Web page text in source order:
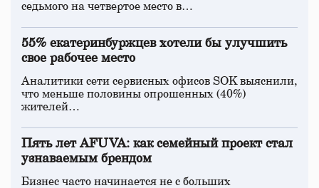
седьмого на четвертое место в…
55% екатеринбуржцев хотели бы улучшить
свое рабочее место
Аналитики сети сервисных офисов SOK выяснили,
что меньше половины опрошенных (40%)
жителей…
Пять лет AFUVA: как семейный проект стал
узнаваемым брендом
Бизнес часто начинается не с больших